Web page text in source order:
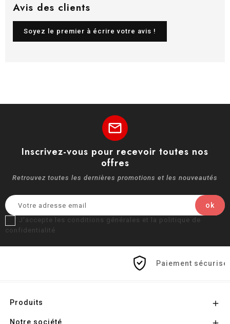
Avis des clients
Soyez le premier à écrire votre avis !
mail
Inscrivez-vous pour recevoir toutes nos
offres
Retrouvez toutes les dernières promotions et les nouveautés
J'accepte les conditions générales et la politique de
confidentialité
Paiement sécurisé
Produits 
Notre société